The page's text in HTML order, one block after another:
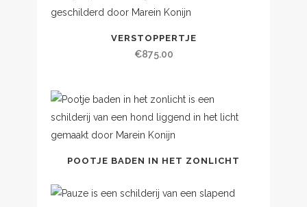
VERSTOPPERTJE
€875.00
POOTJE BADEN IN HET ZONLICHT